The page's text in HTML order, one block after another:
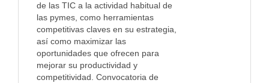
de las TIC a la actividad habitual de
las pymes, como herramientas
competitivas claves en su estrategia,
así como maximizar las
oportunidades que ofrecen para
mejorar su productividad y
competitividad. Convocatoria de